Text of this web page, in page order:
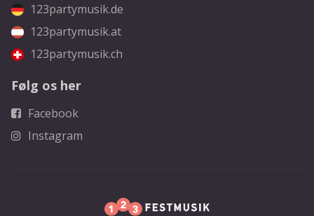
123partymusik.de
123partymusik.at
123partymusik.ch
Følg os her
Facebook
Instagram